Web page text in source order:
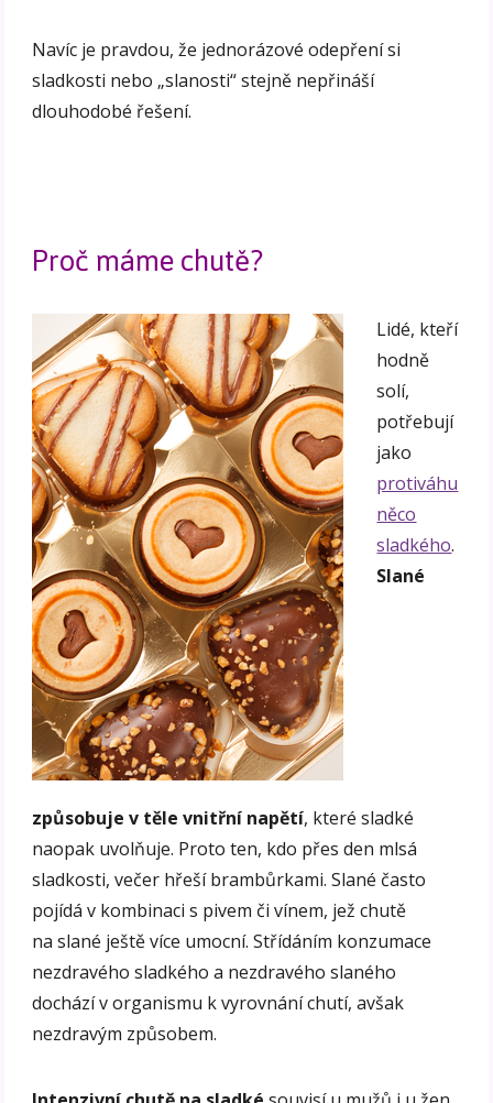
Navíc je pravdou, že jednorázové odepření si
sladkosti nebo „slanosti“ stejně nepřináší
dlouhodobé řešení.
Proč máme chutě?
Lidé, kteří
hodně
solí,
potřebují
jako
protiváhu
něco
sladkého.
Slané
způsobuje v těle vnitřní napětí, které sladké
naopak uvolňuje. Proto ten, kdo přes den mlsá
sladkosti, večer hřeší brambůrkami. Slané často
pojídá v kombinaci s pivem či vínem, jež chutě
na slané ještě více umocní. Střídáním konzumace
nezdravého sladkého a nezdravého slaného
dochází v organismu k vyrovnání chutí, avšak
nezdravým způsobem.